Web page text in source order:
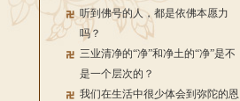
听到佛号的人，都是依佛本愿力
吗？
三业清净的“净”和净土的“净”是不
是一个层次的？
我们在生活中很少体会到弥陀的恩